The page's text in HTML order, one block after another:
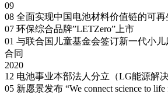
09
08 全面实现中国电池材料价值链的可再
07 环保综合品牌”LETZero”上市
01 与联合国儿童基金会签订新一代小儿
合同
2020
12 电池事业本部法人分立（LG能源解决
05 新愿景发布 “We connect science to